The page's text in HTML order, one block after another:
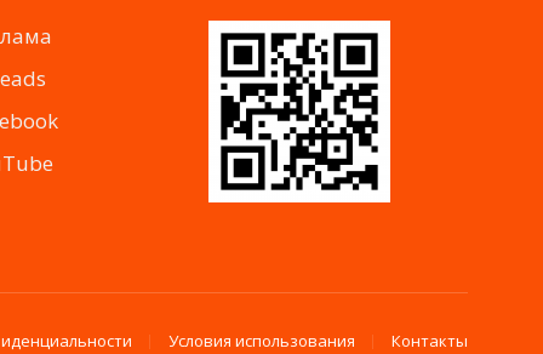
Условия использования Контакты